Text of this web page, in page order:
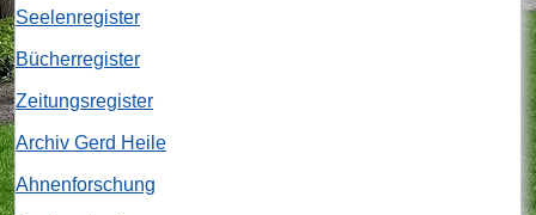
Seelenregister
Bücherregister
Zeitungsregister
Archiv Gerd Heile
Ahnenforschung